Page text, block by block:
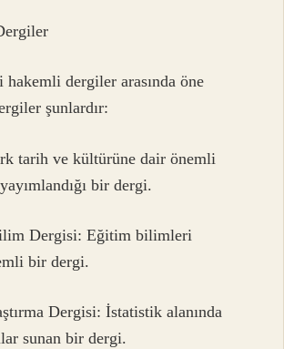
hakemli dergiler arasında öne
şunlardır:
tarih ve kültürüne dair önemli
bir dergi.
Dergisi: Eğitim bilimleri
bir dergi.
Dergisi: İstatistik alanında
sunan bir dergi.